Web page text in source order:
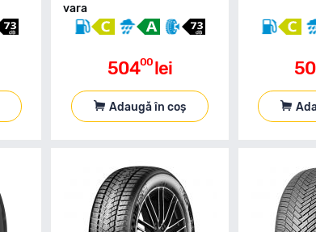
vara
50400 lei
Adaugă în coș